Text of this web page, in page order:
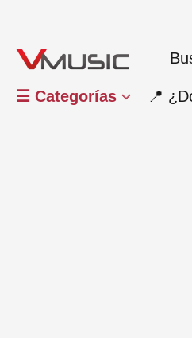
☰ Categorías 📍